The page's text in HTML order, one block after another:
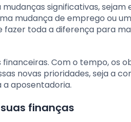
significativas, sejam
mudança de emprego ou
toda a diferença para
Com o tempo, os
novas prioridades, seja a
aposentadoria.
finanças